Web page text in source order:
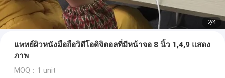
2/4
แพทย์ผิวหนังมือถือวิดีโอดิจิตอลที่มีหน้าจอ 8 นิ้ว 1,4,9 แสดง
ภาพ
MOQ：1 unit